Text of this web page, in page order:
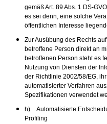
gemäß Art. 89 Abs. 1 DS-
es sei denn, eine solche
öffentlichen Interesse
Zur Ausübung des Rechts
betroffene Person direkt an
betroffenen Person steht es
Nutzung von Diensten der
der Richtlinie 2002/58/EG,
automatisierter Verfahren
Spezifikationen verwendet
h) Automatisierte
Profiling